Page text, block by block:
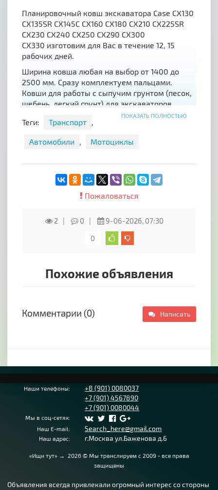
Планировочный ковш экскаватора Case CX130
CX135SR CX145C CX160 CX180 CX210 CX225SR
CX230 CX240 CX250 CX290 CX300
CX330 изготовим для Вас в течение 12, 15
рабочих дней.
Ширина ковша любая на выбор от 1400 до
2500 мм. Сразу комплектуем пальцами.
Ковши для работы с сыпучим грунтом (песок,
щебень, легкий грунт) для экскаваторов
Безналичный расчет включая ндс. Отгрузка из
города Екатеринбурга через транспортную
Собственное производство. Приемлемые
Сделано на Урале.
ПОКАЗАТЬ ПОЛНОСТЬЮ
Теги: Транспорт ,
Автомобили , Мотоциклы
Пожаловаться
2 0
9-06-2026, 07:30
0
Похожие объявления
Комментарии (0) Написать
Наши телефоны:
+8 (901) 0080037
+7 (901) 4567890
+7 (901) 0080044
Мы в соц-сетях:
Наш E-mail:
Search_here@gmail.com
Наш адрес: г.Москва ул.Баженова д.6
«Ищи тут» → 2026© Мы транслируем с 2009 - все права
защищены
Объявления всегда привлекали огромный интерес со стороны